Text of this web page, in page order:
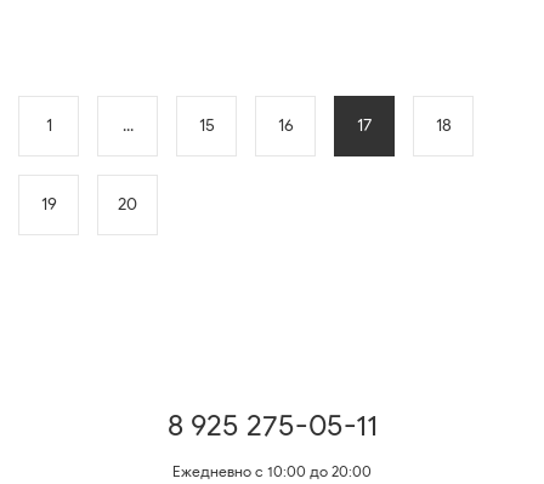
1 ... 15 16 17 18
19 20
8 925 275-05-11
Ежедневно с 10:00 до 20:00